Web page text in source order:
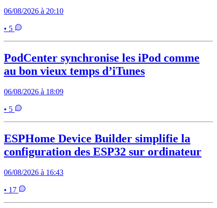
06/08/2026 à 20:10
• 5
PodCenter synchronise les iPod comme
au bon vieux temps d’iTunes
06/08/2026 à 18:09
• 5
ESPHome Device Builder simplifie la
configuration des ESP32 sur ordinateur
06/08/2026 à 16:43
• 17